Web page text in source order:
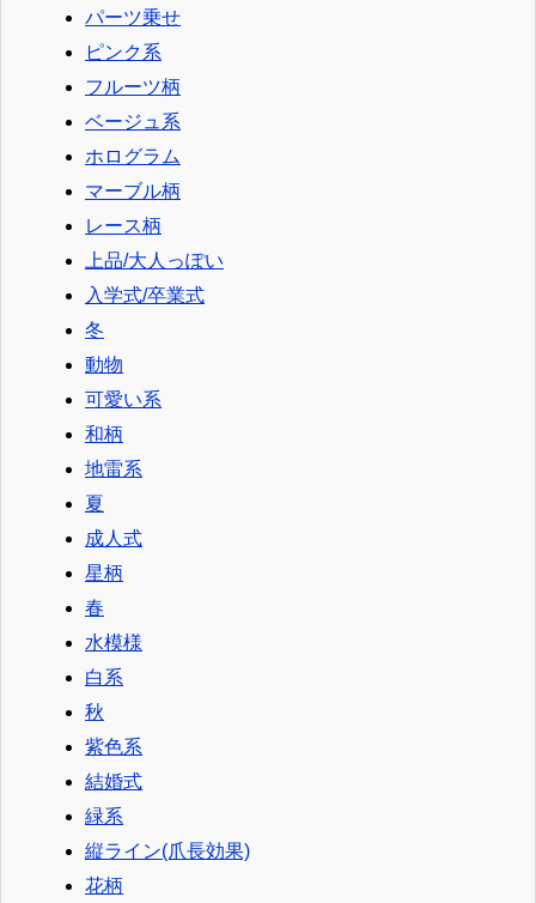
パーツ乗せ
ピンク系
フルーツ柄
ベージュ系
ホログラム
マーブル柄
レース柄
上品/大人っぽい
入学式/卒業式
冬
動物
可愛い系
和柄
地雷系
夏
成人式
星柄
春
水模様
白系
秋
紫色系
結婚式
緑系
縦ライン(爪長効果)
花柄